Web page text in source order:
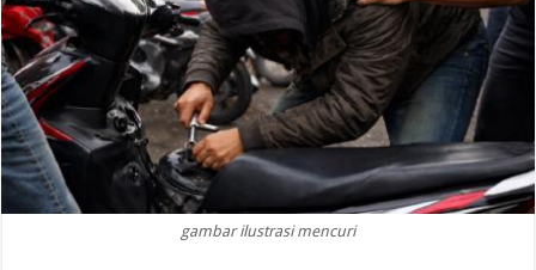
gambar ilustrasi mencuri